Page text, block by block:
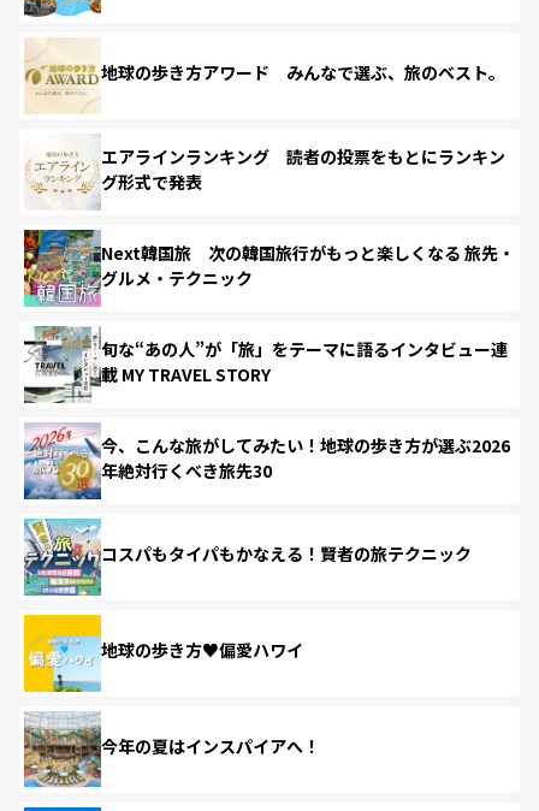
地球の歩き方アワード みんなで選ぶ、旅のベスト。
エアラインランキング 読者の投票をもとにランキン
グ形式で発表
Next韓国旅 次の韓国旅行がもっと楽しくなる 旅先・
グルメ・テクニック
旬な“あの人”が「旅」をテーマに語るインタビュー連
載 MY TRAVEL STORY
今、こんな旅がしてみたい！地球の歩き方が選ぶ2026
年絶対行くべき旅先30
コスパもタイパもかなえる！賢者の旅テクニック
地球の歩き方♥偏愛ハワイ
今年の夏はインスパイアへ！